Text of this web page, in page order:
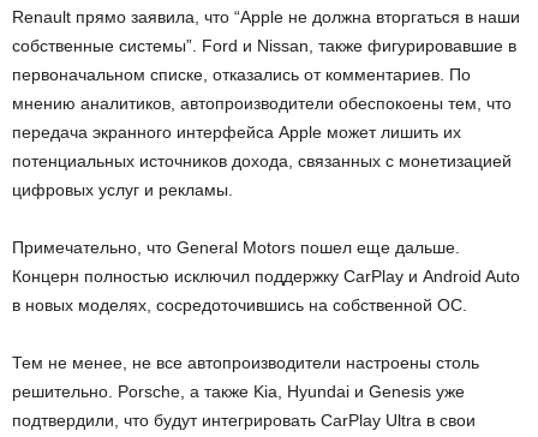
Renault прямо заявила, что “Apple не должна вторгаться в наши
собственные системы”. Ford и Nissan, также фигурировавшие в
первоначальном списке, отказались от комментариев. По
мнению аналитиков, автопроизводители обеспокоены тем, что
передача экранного интерфейса Apple может лишить их
потенциальных источников дохода, связанных с монетизацией
цифровых услуг и рекламы.
Примечательно, что General Motors пошел еще дальше.
Концерн полностью исключил поддержку CarPlay и Android Auto
в новых моделях, сосредоточившись на собственной ОС.
Тем не менее, не все автопроизводители настроены столь
решительно. Porsche, а также Kia, Hyundai и Genesis уже
подтвердили, что будут интегрировать CarPlay Ultra в свои